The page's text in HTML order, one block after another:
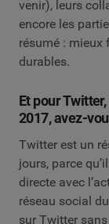
venir), leurs
encore les
résumé : mieux
durables.
Et pour
2017, avez-
Twitter est un
jours, parce
directe avec
réseau social
sur Twitter